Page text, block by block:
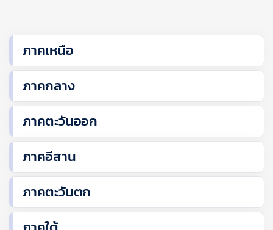
ภาคเหนือ
ภาคกลาง
ภาคตะวันออก
ภาคอีสาน
ภาคตะวันตก